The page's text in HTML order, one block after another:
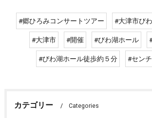
#郷ひろみコンサートツアー #大津市び
#大津市 #開催 #びわ湖ホール
#びわ湖ホール徒歩約５分 #セン
カテゴリー Categories